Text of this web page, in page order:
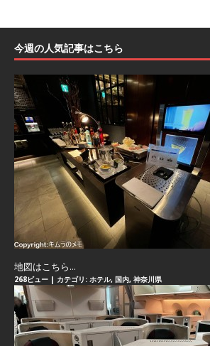
今週の人気記事はこちら
地図はこちら...
268ビュー | カテゴリ: ホテル, 国内, 神奈川県